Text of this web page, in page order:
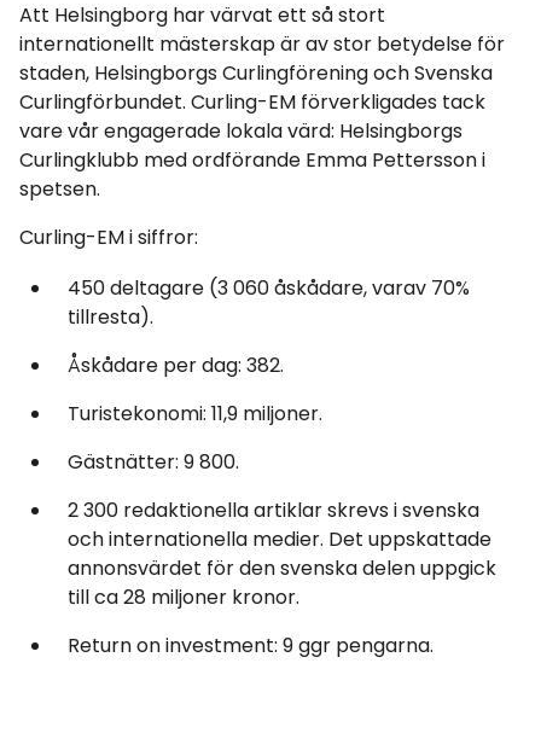
Att Helsingborg har värvat ett så stort
internationellt mästerskap är av stor betydelse för
staden, Helsingborgs Curlingförening och Svenska
Curlingförbundet. Curling-EM förverkligades tack
vare vår engagerade lokala värd: Helsingborgs
Curlingklubb med ordförande Emma Pettersson i
spetsen.
Curling-EM i siffror:
450 deltagare (3 060 åskådare, varav 70%
tillresta).
Åskådare per dag: 382.
Turistekonomi: 11,9 miljoner.
Gästnätter: 9 800.
2 300 redaktionella artiklar skrevs i svenska
och internationella medier. Det uppskattade
annonsvärdet för den svenska delen uppgick
till ca 28 miljoner kronor.
Return on investment: 9 ggr pengarna.